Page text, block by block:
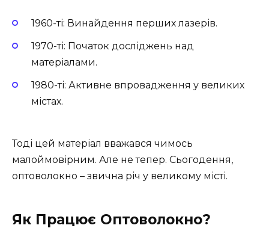
1960-ті: Винайдення перших лазерів.
1970-ті: Початок досліджень над
матеріалами.
1980-ті: Активне впровадження у великих
містах.
Тоді цей матеріал вважався чимось
малоймовірним. Але не тепер. Сьогодення,
оптоволокно – звична річ у великому місті.
Як Працює Оптоволокно?